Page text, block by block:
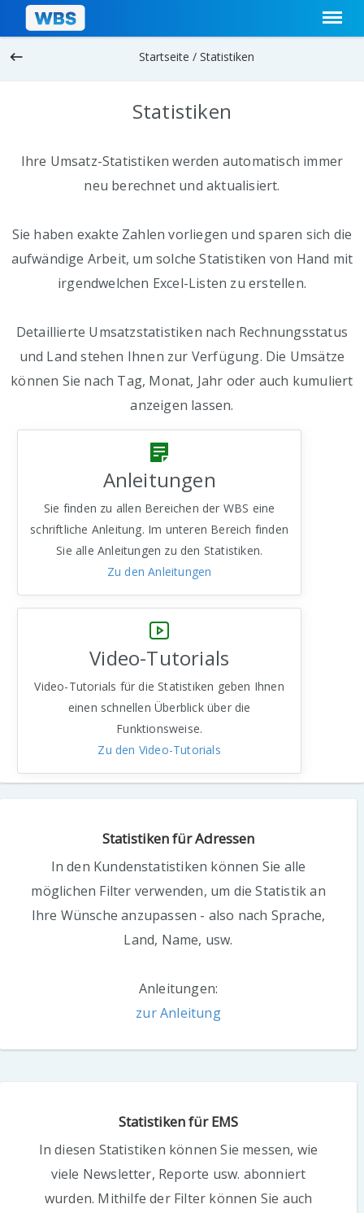
keyboard_backspace Startseite / Statistiken
Statistiken
Ihre Umsatz-Statistiken werden automatisch immer
neu berechnet und aktualisiert.
Sie haben exakte Zahlen vorliegen und sparen sich die
aufwändige Arbeit, um solche Statistiken von Hand mit
irgendwelchen Excel-Listen zu erstellen.
Detaillierte Umsatzstatistiken nach Rechnungsstatus
und Land stehen Ihnen zur Verfügung. Die Umsätze
können Sie nach Tag, Monat, Jahr oder auch kumuliert
anzeigen lassen.
Anleitungen
Sie finden zu allen Bereichen der WBS eine
schriftliche Anleitung. Im unteren Bereich finden
Sie alle Anleitungen zu den Statistiken.
Zu den Anleitungen
Video-Tutorials
Video-Tutorials für die Statistiken geben Ihnen
einen schnellen Überblick über die
Funktionsweise.
Zu den Video-Tutorials
Statistiken für Adressen
In den Kundenstatistiken können Sie alle
möglichen Filter verwenden, um die Statistik an
Ihre Wünsche anzupassen - also nach Sprache,
Land, Name, usw.
Anleitungen:
zur Anleitung
Statistiken für EMS
In diesen Statistiken können Sie messen, wie
viele Newsletter, Reporte usw. abonniert
wurden. Mithilfe der Filter können Sie auch